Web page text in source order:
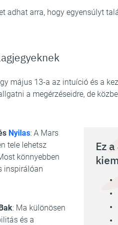
adhat arra, hogy egyensúlyt
május 13-a az intuíció és a
a megérzéseidre, de
Ez
Nyilas: A Mars
tele lehetsz
könnyebben
inspirálóan
: Ma különösen
és a